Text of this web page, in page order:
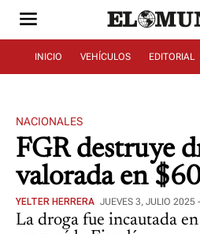
INICIO VEHÍCULOS EDITORIAL
NACIONALES
FGR destruye
valorada en
YELTER HERRERA JUEVES 3, JULIO 2025
La droga fue incautada